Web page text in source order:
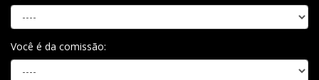
Você é da comissão: